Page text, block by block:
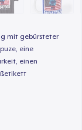
mit gebürsteter
eine
einen